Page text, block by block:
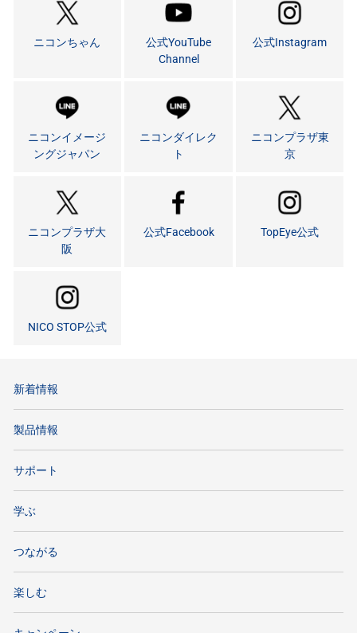
ニコンちゃん
公式YouTube
Channel
公式Instagram
ニコンイメージ
ングジャパン
ニコンダイレク
ト
ニコンプラザ東
京
ニコンプラザ大
阪
公式Facebook TopEye公式
NICO STOP公式
新着情報
製品情報
サポート
学ぶ
つながる
楽しむ